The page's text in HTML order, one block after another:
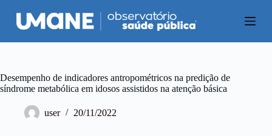
P
u
a
a
r
Desempenho de indicadores antropométricos na predição de
síndrome metabólica em idosos assistidos na atenção básica
user 20/11/2022